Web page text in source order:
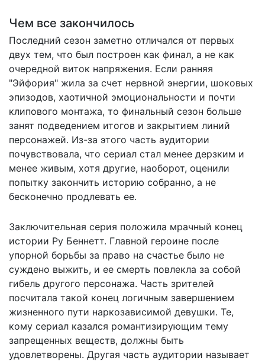
Чем все закончилось
Последний сезон заметно отличался от первых
двух тем, что был построен как финал, а не как
очередной виток напряжения. Если ранняя
"Эйфория" жила за счет нервной энергии, шоковых
эпизодов, хаотичной эмоциональности и почти
клипового монтажа, то финальный сезон больше
занят подведением итогов и закрытием линий
персонажей. Из-за этого часть аудитории
почувствовала, что сериал стал менее дерзким и
менее живым, хотя другие, наоборот, оценили
попытку закончить историю собранно, а не
бесконечно продлевать ее.
Заключительная серия положила мрачный конец
истории Ру Беннетт. Главной героине после
упорной борьбы за право на счастье было не
суждено выжить, и ее смерть повлекла за собой
гибель другого персонажа. Часть зрителей
посчитала такой конец логичным завершением
жизненного пути наркозависимой девушки. Те,
кому сериал казался романтизирующим тему
запрещенных веществ, должны быть
удовлетворены. Другая часть аудитории называет